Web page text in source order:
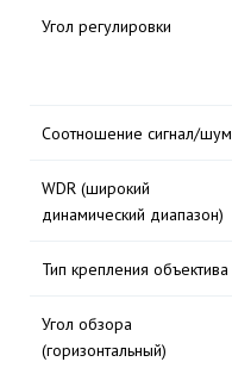
Угол регулировки
Соотношение сигнал/шум
WDR (широкий
динамический диапазон)
Тип крепления объектива
Угол обзора
(горизонтальный)